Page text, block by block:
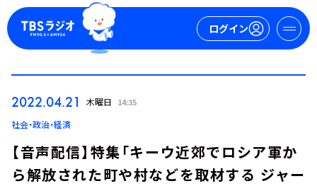
ログイン
2022.04.21 木曜日 14:35
社会・政治・経済
【音声配信】特集「キーウ近郊でロシア軍か
ら解放された町や村などを取材する ジャー